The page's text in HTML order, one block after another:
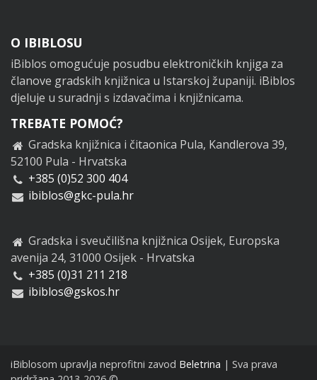
Footer
O IBIBLOSU
iBiblos omogućuje posudbu elektroničkih knjiga za
članove gradskih knjižnica u Istarskoj županiji. iBiblos
djeluje u suradnji s izdavačima i knjižnicama.
TREBATE POMOĆ?
Gradska knjižnica i čitaonica Pula, Kandlerova 39,
52100 Pula - Hrvatska
+385 (0)52 300 404
ibiblos@gkc-pula.hr
Gradska i sveučilišna knjižnica Osijek, Europska
avenija 24, 31000 Osijek - Hrvatska
+385 (0)31 211 218
ibiblos@gskos.hr
iBiblosom upravlja neprofitni zavod Beletrina | Sva prava